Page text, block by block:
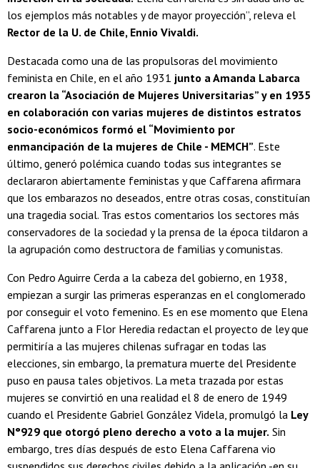
los ejemplos más notables y de mayor proyección”, releva el
Rector de la U. de Chile, Ennio Vivaldi.
Destacada como una de las propulsoras del movimiento
feminista en Chile, en el año 1931 junto a Amanda Labarca
crearon la “Asociación de Mujeres Universitarias” y en 1935
en colaboración con varias mujeres de distintos estratos
socio-económicos formó el “Movimiento por
enmancipación de la mujeres de Chile - MEMCH”. Este
último, generó polémica cuando todas sus integrantes se
declararon abiertamente feministas y que Caffarena afirmara
que los embarazos no deseados, entre otras cosas, constituían
una tragedia social. Tras estos comentarios los sectores más
conservadores de la sociedad y la prensa de la época tildaron a
la agrupación como destructora de familias y comunistas.
Con Pedro Aguirre Cerda a la cabeza del gobierno, en 1938,
empiezan a surgir las primeras esperanzas en el conglomerado
por conseguir el voto femenino. Es en ese momento que Elena
Caffarena junto a Flor Heredia redactan el proyecto de ley que
permitiría a las mujeres chilenas sufragar en todas las
elecciones, sin embargo, la prematura muerte del Presidente
puso en pausa tales objetivos. La meta trazada por estas
mujeres se convirtió en una realidad el 8 de enero de 1949
cuando el Presidente Gabriel González Videla, promulgó la Ley
N°929 que otorgó pleno derecho a voto a la mujer. Sin
embargo, tres días después de esto Elena Caffarena vio